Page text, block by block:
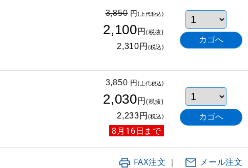
3,850円(上代税込)
2,100円(税抜)
2,310円(税込)
3,850円(上代税込)
2,030円(税抜)
2,233円(税込)
8月16日まで
FAX注文 ｜ メール注文